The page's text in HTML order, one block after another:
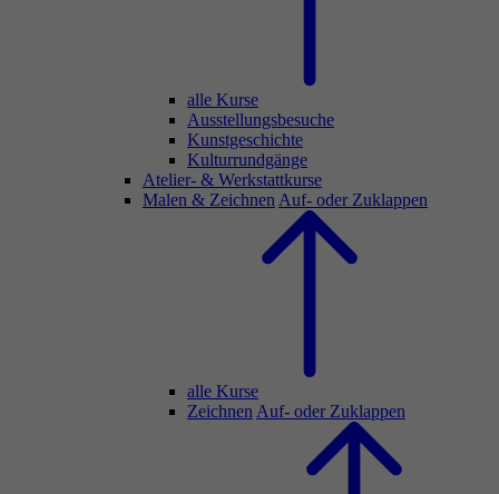
alle Kurse
Ausstellungsbesuche
Kunstgeschichte
Kulturrundgänge
Atelier- & Werkstattkurse
Malen & Zeichnen Auf- oder Zuklappen
alle Kurse
Zeichnen Auf- oder Zuklappen